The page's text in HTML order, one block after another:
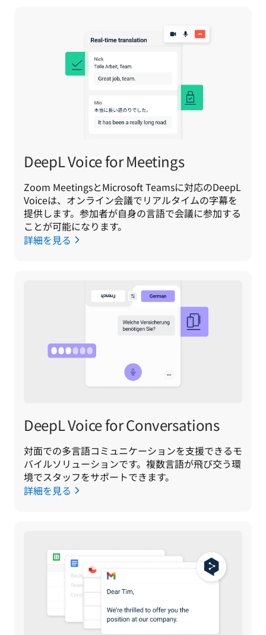
DeepL Voice for Meetings
Zoom MeetingsとMicrosoft Teamsに対応のDeepL
Voiceは、オンライン会議でリアルタイムの字幕を
提供します。参加者が自身の言語で会議に参加する
ことが可能になります。
詳細を見る
DeepL Voice for Conversations
対面での多言語コミュニケーションを支援できるモ
バイルソリューションです。複数言語が飛び交う環
境でスタッフをサポートできます。
詳細を見る